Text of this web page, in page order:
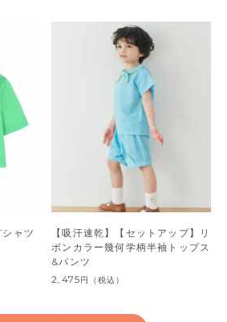
ャツ
【吸汗速乾】【セットアップ】リ
ボンカラー幾何学柄半袖トップス
&パンツ
2,475円 （税込）